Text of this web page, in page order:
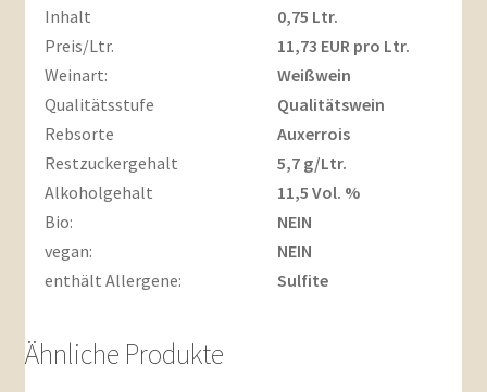
Inhalt
0,75 Ltr.
Preis/Ltr.
11,73 EUR pro Ltr.
Weinart:
Weißwein
Qualitätsstufe
Qualitätswein
Rebsorte
Auxerrois
Restzuckergehalt
5,7 g/Ltr.
Alkoholgehalt
11,5 Vol. %
Bio:
NEIN
vegan:
NEIN
enthält Allergene:
Sulfite
Ähnliche Produkte